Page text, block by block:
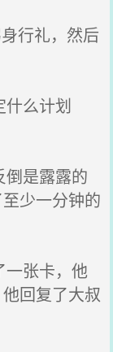
行礼，然后
么计划
是露露的
少一分钟的
张卡，他
回复了大叔